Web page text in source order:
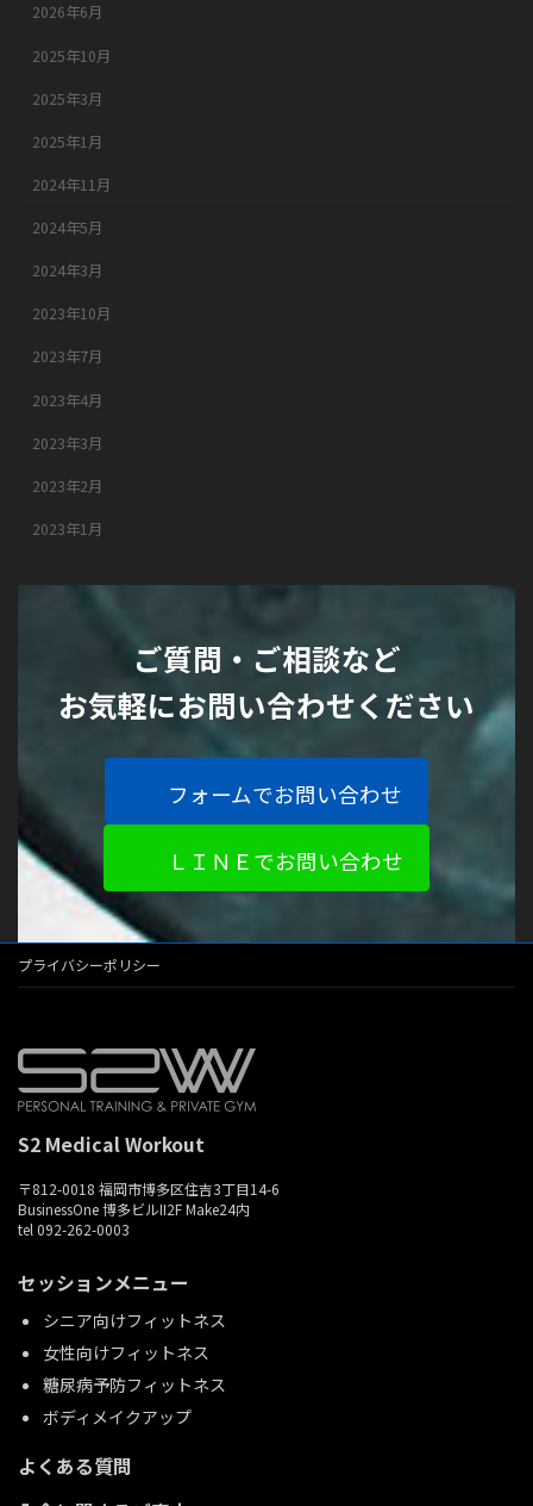
2026年6月
2025年10月
2025年3月
2025年1月
2024年11月
2024年5月
2024年3月
2023年10月
2023年7月
2023年4月
2023年3月
2023年2月
2023年1月
ご質問・ご相談など
お気軽にお問い合わせください
フォームでお問い合わせ
ＬＩＮＥでお問い合わせ
プライバシーポリシー
S2 Medical Workout
〒812-0018 福岡市博多区住吉3丁目14-6
BusinessOne 博多ビルII2F Make24内
tel 092-262-0003
セッションメニュー
シニア向けフィットネス
女性向けフィットネス
糖尿病予防フィットネス
ボディメイクアップ
よくある質問